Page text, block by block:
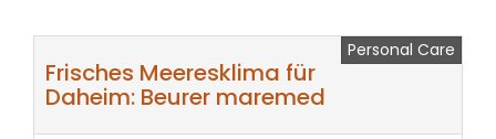
Personal Care
Frisches Meeresklima für
Daheim: Beurer maremed